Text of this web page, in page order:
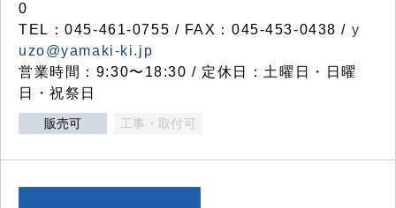
0
TEL：045-461-0755 / FAX：045-453-0438 / y
uzo@yamaki-ki.jp
営業時間：9:30〜18:30 / 定休日：土曜日・日曜
日・祝祭日
販売可 工事・取付可